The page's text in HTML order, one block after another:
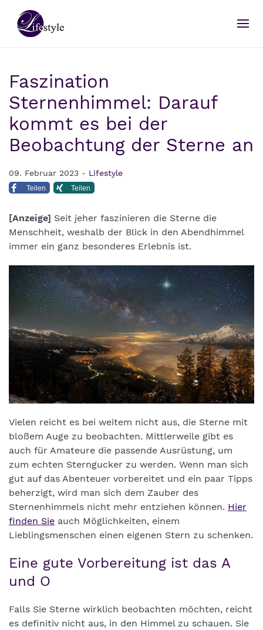
Faszination
Sternenhimmel: Darauf
kommt es bei der
Beobachtung der Sterne an
09. Februar 2023 - Lifestyle
Teilen Teilen
[Anzeige] Seit jeher faszinieren die Sterne die
Menschheit, weshalb der Blick in den Abendhimmel
immer ein ganz besonderes Erlebnis ist.
Vielen reicht es bei weitem nicht aus, die Sterne mit
bloßem Auge zu beobachten. Mittlerweile gibt es
auch für Amateure die passende Ausrüstung, um
zum echten Sterngucker zu werden. Wenn man sich
gut auf das Abenteuer vorbereitet und ein paar Tipps
beherzigt, wird man sich dem Zauber des
Sternenhimmels nicht mehr entziehen können. Hier
finden Sie auch Möglichkeiten, einem
Lieblingsmenschen einen eigenen Stern zu schenken.
Eine gute Vorbereitung ist das A
und O
Falls Sie Sterne wirklich beobachten möchten, reicht
es definitiv nicht aus, in den Himmel zu schauen. Sie